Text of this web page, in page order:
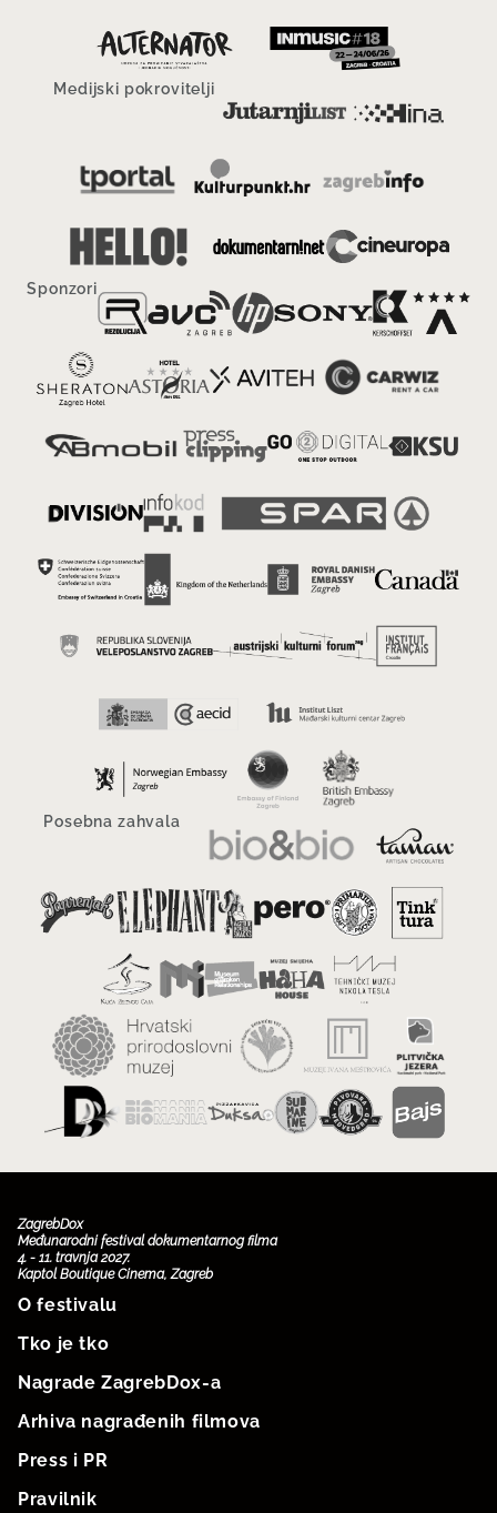
Medijski pokrovitelji
Sponzori
Posebna zahvala
ZagrebDox
Međunarodni festival dokumentarnog filma
4. - 11. travnja 2027.
Kaptol Boutique Cinema, Zagreb
O festivalu
Tko je tko
Nagrade ZagrebDox-a
Arhiva nagrađenih filmova
Press i PR
Pravilnik